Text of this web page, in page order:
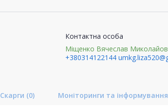
Контактна особа
Міщенко Вячеслав
+380314122144
Скарги (0) Моніторинги та інформування